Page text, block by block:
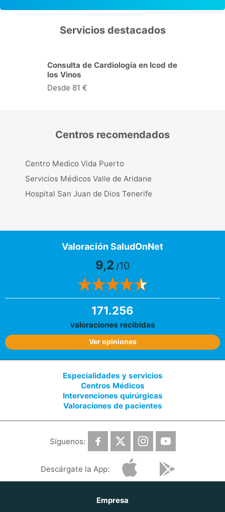
Servicios destacados
Consulta de Ginecología y
obstetricia en Icod de los Vinos
Desde 81 €
Centros recomendados
Centro Medico Vida Puerto
Servicios Médicos Valle de Aridane
Hospital San Juan de Dios Tenerife
Valoración SaludOnNet
9,2 /10
171.256
valoraciones recibidas
Ver opiniones
Especialidades y servicios
Centros Médicos
Intervenciones quirúrgicas
Valoraciones de pacientes
Síguenos:
Descárgate la App:
Empresa